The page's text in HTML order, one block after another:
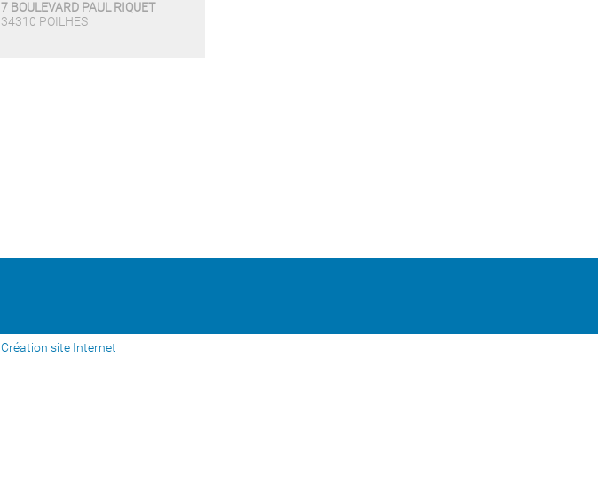
7 BOULEVARD PAUL RIQUET
34310 POILHES
Création site Internet